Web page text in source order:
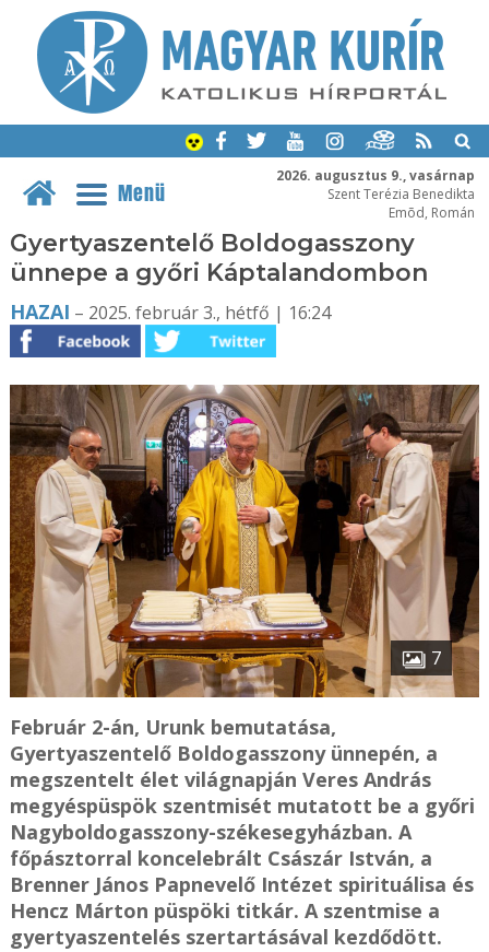
2026. augusztus 9., vasárnap
Szent Terézia Benedikta
Emõd, Román
Menü
Gyertyaszentelő Boldogasszony
ünnepe a győri Káptalandombon
HAZAI – 2025. február 3., hétfő | 16:24
7
Február 2-án, Urunk bemutatása,
Gyertyaszentelő Boldogasszony ünnepén, a
megszentelt élet világnapján Veres András
megyéspüspök szentmisét mutatott be a győri
Nagyboldogasszony-székesegyházban. A
főpásztorral koncelebrált Császár István, a
Brenner János Papnevelő Intézet spirituálisa és
Hencz Márton püspöki titkár. A szentmise a
gyertyaszentelés szertartásával kezdődött.